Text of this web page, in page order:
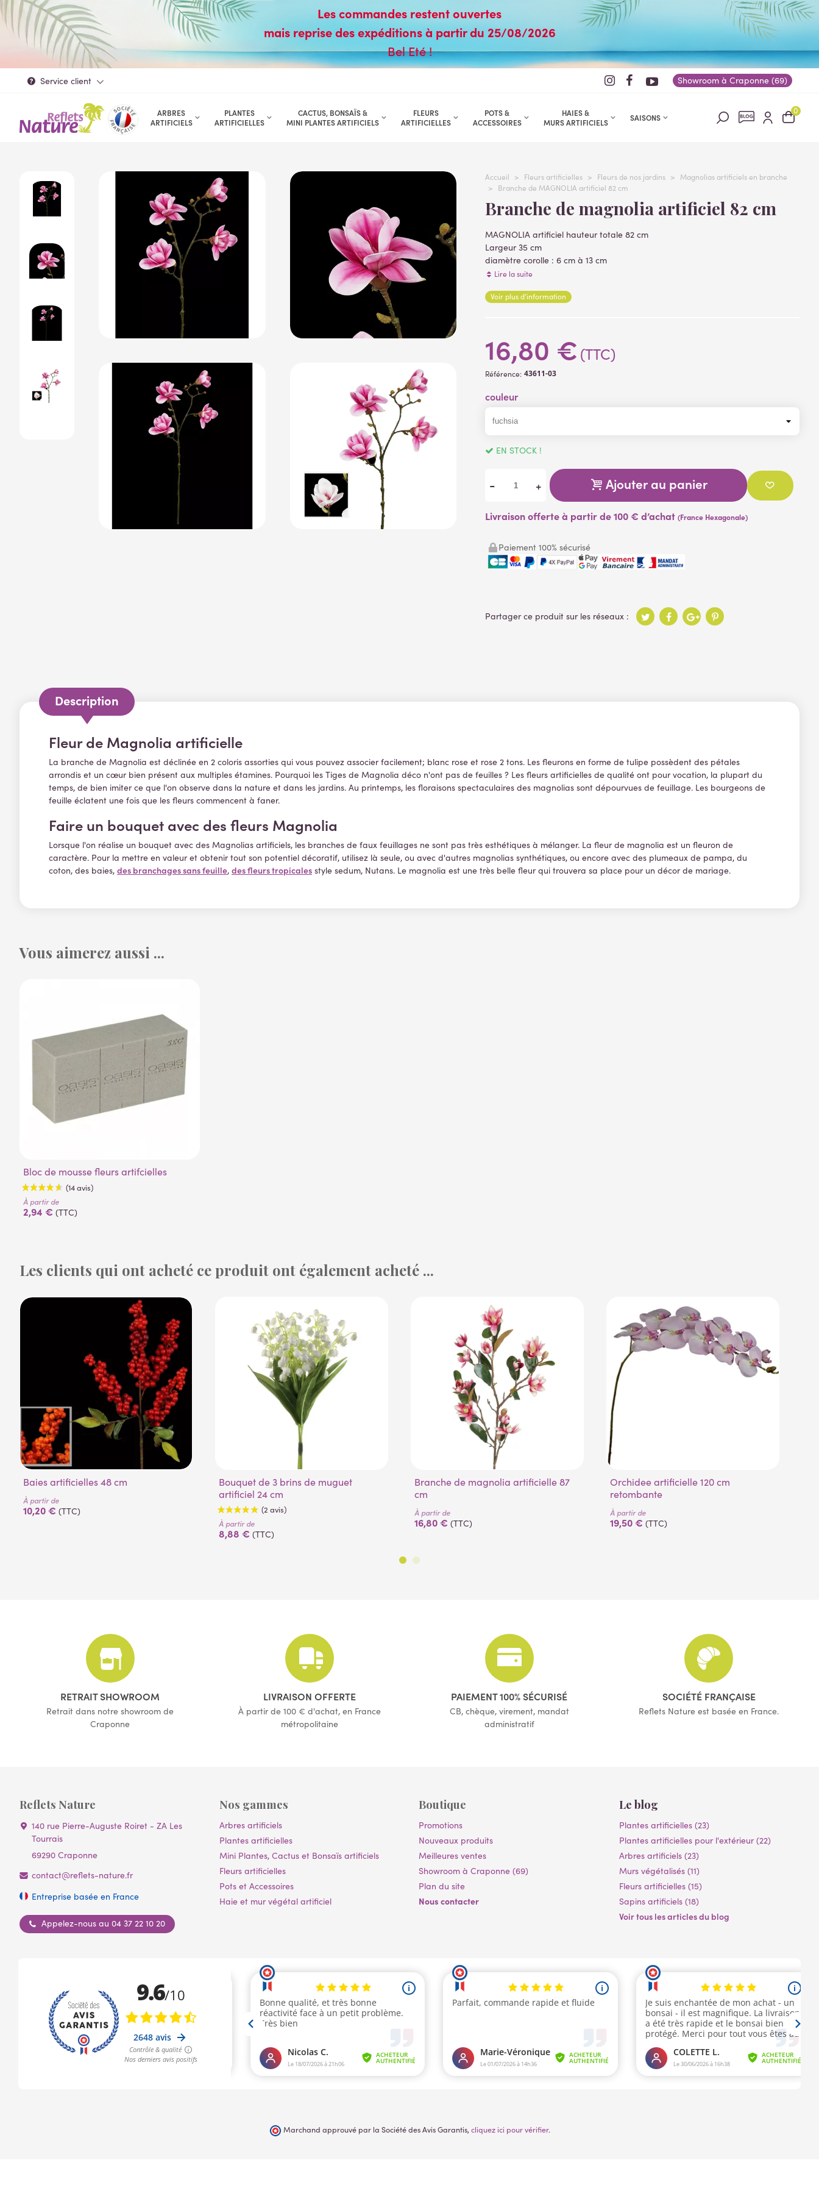
Les commandes restent ouvertes
mais reprise des expéditions à partir du 25/08/2026
Bel Eté !
Service client Showroom à Craponne (69)
ARBRES
ARTIFICIELS
PLANTES
ARTIFICIELLES
CACTUS, BONSAÏS &
MINI PLANTES ARTIFICIELS
FLEURS
ARTIFICIELLES
POTS &
ACCESSOIRES
HAIES &
MURS ARTIFICIELS
SAISONS
0
Accueil > Fleurs artificielles > Fleurs de nos jardins >
Magnolias artificiels en branche
>
Branche de MAGNOLIA artificiel 82 cm
Branche de magnolia artificiel 82 cm
MAGNOLIA artificiel hauteur totale 82 cm
Largeur 35 cm
diamètre corolle : 6 cm à 13 cm
Inflorescence 35 cm
Fleurs: polyester enduit
Lire la suite
Voir plus d'information
16,80 € (TTC)
Référence: 43611-03
couleur
EN STOCK !
- + Ajouter au panier
Livraison offerte à partir de 100 € d’achat(France Hexagonale)
Paiement 100% sécurisé
Description
Fleur de Magnolia artificielle
La branche de Magnolia est déclinée en 2 coloris assorties qui vous pouvez associer facilement; blanc rose et rose 2 tons. Les fleurons en forme de tulipe possèdent des pétales
arrondis et un cœur bien présent aux multiples étamines. Pourquoi les Tiges de Magnolia déco n'ont pas de feuilles ? Les fleurs artificielles de qualité ont pour vocation, la plupart du
temps, de bien imiter ce que l'on observe dans la nature et dans les jardins. Au printemps, les floraisons spectaculaires des magnolias sont dépourvues de feuillage. Les bourgeons de
feuille éclatent une fois que les fleurs commencent à faner.
Faire un bouquet avec des fleurs Magnolia
Lorsque l'on réalise un bouquet avec des Magnolias artificiels, les branches de faux feuillages ne sont pas très esthétiques à mélanger. La fleur de magnolia est un fleuron de
caractère. Pour la mettre en valeur et obtenir tout son potentiel décoratif, utilisez là seule, ou avec d'autres magnolias synthétiques, ou encore avec des plumeaux de pampa, du
coton, des baies, des branchages sans feuille, des fleurs tropicales style sedum, Nutans. Le magnolia est une très belle fleur qui trouvera sa place pour un décor de mariage.
Vous aimerez aussi ...
Bloc de mousse fleurs artifcielles
(14 avis)
À partir de
2,94 € (TTC)
Les clients qui ont acheté ce produit ont également acheté ...
Baies artificielles 48 cm
À partir de
10,20 € (TTC)
Bouquet de 3 brins de muguet
artificiel 24 cm
(2 avis)
À partir de
8,88 € (TTC)
Branche de magnolia artificielle 87
cm
À partir de
16,80 € (TTC)
Orchidee artificielle 120 cm
retombante
À partir de
19,50 € (TTC)
RETRAIT SHOWROOM
Retrait dans notre showroom de
Craponne
LIVRAISON OFFERTE
À partir de 100 € d'achat, en France
métropolitaine
PAIEMENT 100% SÉCURISÉ
CB, chèque, virement, mandat
administratif
SOCIÉTÉ FRANÇAISE
Reflets Nature est basée en France.
Reflets Nature
140 rue Pierre-Auguste Roiret - ZA Les
Tourrais
69290 Craponne
contact@reflets-nature.fr
Entreprise basée en France
Appelez-nous au 04 37 22 10 20
Nos gammes
Arbres artificiels
Plantes artificielles
Mini Plantes, Cactus et Bonsaïs artificiels
Fleurs artificielles
Pots et Accessoires
Haie et mur végétal artificiel
Boutique
Promotions
Nouveaux produits
Meilleures ventes
Showroom à Craponne (69)
Plan du site
Nous contacter
Le blog
Plantes artificielles (23)
Plantes artificielles pour l'extérieur (22)
Arbres artificiels (23)
Murs végétalisés (11)
Fleurs artificielles (15)
Sapins artificiels (18)
Voir tous les articles du blog
Marchand approuvé par la Société des Avis Garantis, cliquez ici pour vérifier.